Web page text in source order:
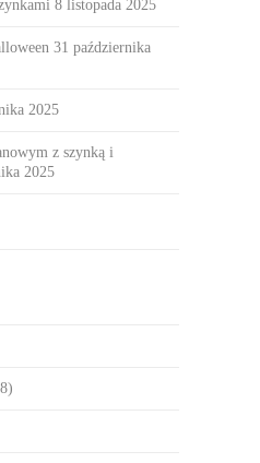
8 listopada 2025
31 października
2025
z szynką i
2025